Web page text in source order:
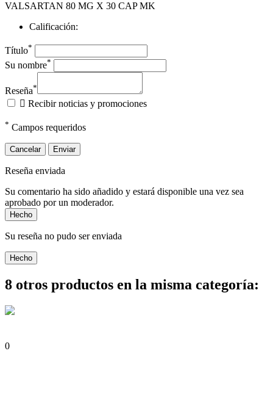
VALSARTAN 80 MG X 30 CAP MK
Calificación:
Título*
Su nombre*
Reseña*
 Recibir noticias y promociones
* Campos requeridos
Cancelar Enviar
Reseña enviada
Su comentario ha sido añadido y estará disponible una vez sea
aprobado por un moderador.
Hecho
Su reseña no pudo ser enviada
Hecho
8 otros productos en la misma categoría:
0